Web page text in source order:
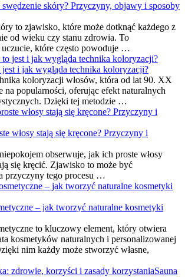
skóry? Przyczyny, objawy i sposoby
to zjawisko, które może dotknąć każdego z
od wieku czy stanu zdrowia. To
uczucie, które często powoduje …
jest i jak wygląda technika koloryzacji?
koloryzacji włosów, która od lat 90. XX
na popularności, oferując efekt naturalnych
Dzięki tej metodzie …
włosy stają się kręcone? Przyczyny i
obserwuje, jak ich proste włosy
się kręcić. Zjawisko to może być
przyczyny tego procesu …
– jak tworzyć naturalne kosmetyki
to kluczowy element, który otwiera
kosmetyków naturalnych i personalizowanej
nim każdy może stworzyć własne,
Sauna